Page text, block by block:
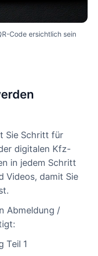
Code ersichtlich sein
Sie Schritt für
digitalen Kfz-
in jedem Schritt
Videos, damit Sie
Abmeldung /
Teil 1